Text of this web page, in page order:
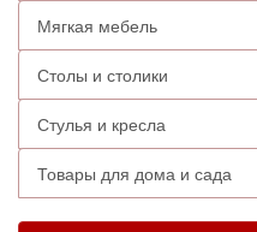
Мягкая мебель
Столы и столики
Стулья и кресла
Товары для дома и сада